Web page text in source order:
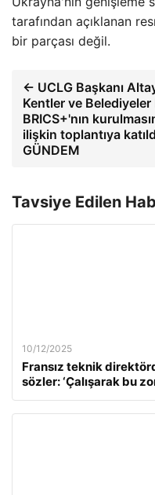
tarafından açıklanan
bir parçası değil.
← UCLG Başkanı
Kentler ve
BRICS+'nın
ilişkin toplantıya
GÜNDEM
Tavsiye Edilen
10/12/2025
Fransız teknik
sözler: ‘Çalışarak bu